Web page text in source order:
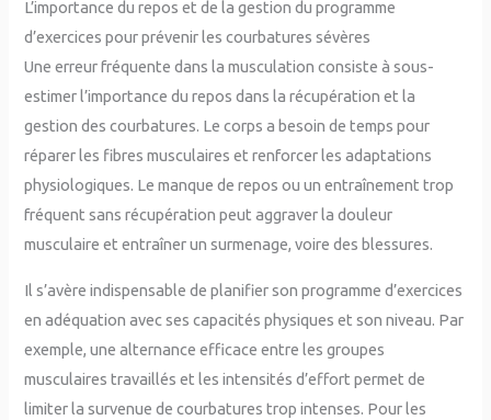
L’importance du repos et de la gestion du programme
d’exercices pour prévenir les courbatures sévères
Une erreur fréquente dans la musculation consiste à sous-
estimer l’importance du repos dans la récupération et la
gestion des courbatures. Le corps a besoin de temps pour
réparer les fibres musculaires et renforcer les adaptations
physiologiques. Le manque de repos ou un entraînement trop
fréquent sans récupération peut aggraver la douleur
musculaire et entraîner un surmenage, voire des blessures.
Il s’avère indispensable de planifier son programme d’exercices
en adéquation avec ses capacités physiques et son niveau. Par
exemple, une alternance efficace entre les groupes
musculaires travaillés et les intensités d’effort permet de
limiter la survenue de courbatures trop intenses. Pour les